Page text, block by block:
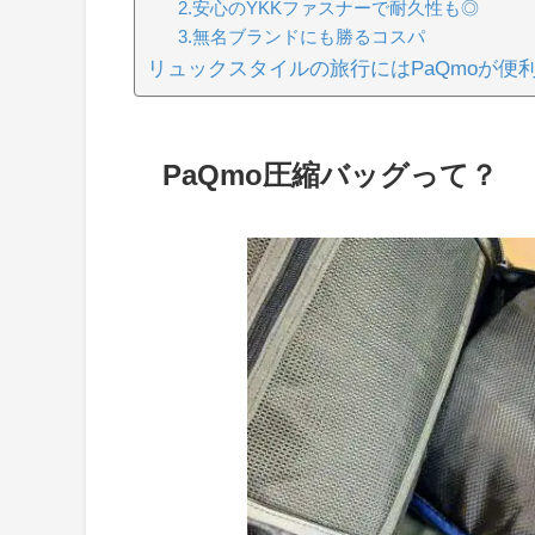
2.安心のYKKファスナーで耐久性も◎
3.無名ブランドにも勝るコスパ
リュックスタイルの旅行にはPaQmoが便
PaQmo圧縮バッグって？